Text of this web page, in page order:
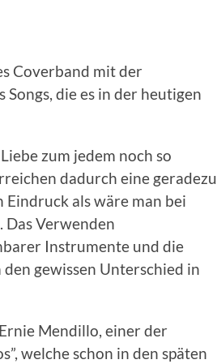
Coverband mit der
die es in der heutigen
zum jedem noch so
dadurch eine geradezu
als wäre man bei
Das Verwenden
Instrumente und die
gewissen Unterschied in
Mendillo, einer der
welche schon in den späten